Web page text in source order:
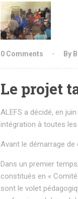
0 Comments
By
Le projet
ALEFS a décidé, en
intégration à toutes
Avant le démarrage
Dans un premier
constitués en «
sont le volet